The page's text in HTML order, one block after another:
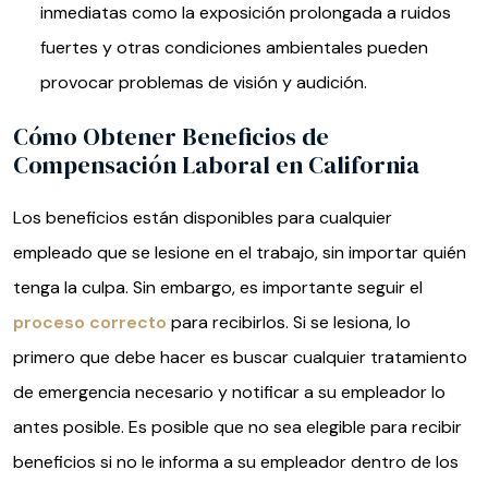
inmediatas como la exposición prolongada a ruidos
fuertes y otras condiciones ambientales pueden
provocar problemas de visión y audición.
Cómo Obtener Beneficios de
Compensación Laboral en California
Los beneficios están disponibles para cualquier
empleado que se lesione en el trabajo, sin importar quién
tenga la culpa. Sin embargo, es importante seguir el
proceso correcto para recibirlos. Si se lesiona, lo
primero que debe hacer es buscar cualquier tratamiento
de emergencia necesario y notificar a su empleador lo
antes posible. Es posible que no sea elegible para recibir
beneficios si no le informa a su empleador dentro de los